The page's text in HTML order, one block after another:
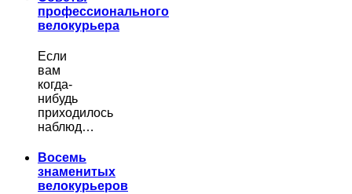
профессионального
велокурьера
Если
вам
когда-
нибудь
приходилось
наблюд…
Восемь
знаменитых
велокурьеров